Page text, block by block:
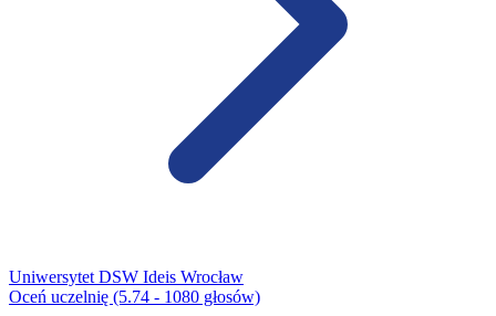
Uniwersytet DSW Ideis Wrocław​
Oceń uczelnię (5.74 - 1080 głosów)